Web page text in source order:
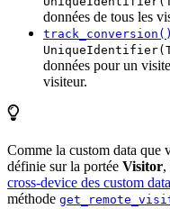
données de tous les
track_conversion()
données pour un
visiteur.
Comme la custom data que
définie sur la portée Visitor,
cross-device des custom data
méthode